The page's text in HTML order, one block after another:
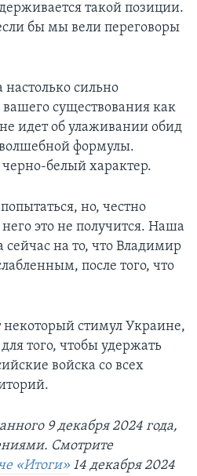
такой позиции.
бы мы вели переговоры
настолько сильно
существования как
идет об улаживании обид
формулы.
белый характер.
но, честно
это не получится. Наша
на то, что Владимир
после того, что
некоторый стимул Украине,
того, чтобы удержать
войска со всех
9 декабря 2024 года,
Смотрите
«Итоги» 14 декабря 2024